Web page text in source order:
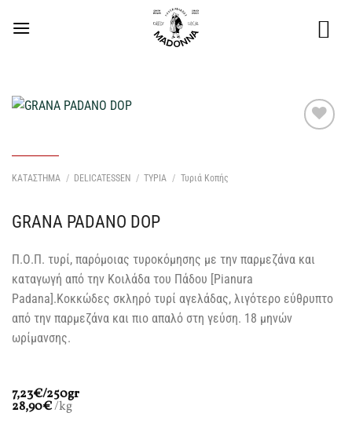
στο
ΚΑΤΑΣΤΗΜΑ / DELICATESSEN / ΤΥΡΙΑ / Τυριά Κοπής
GRANA PADANO DOP
Π.Ο.Π. τυρί, παρόμοιας τυροκόμησης με την παρμεζάνα και
καταγωγή από την Κοιλάδα του Πάδου [Pianura
Padana].Kοκκώδες σκληρό τυρί αγελάδας, λιγότερο εύθρυπτο
από την παρμεζάνα και πιο απαλό στη γεύση. 18 μηνών
ωρίμανσης.
7,23€/250gr
28,90€/kg